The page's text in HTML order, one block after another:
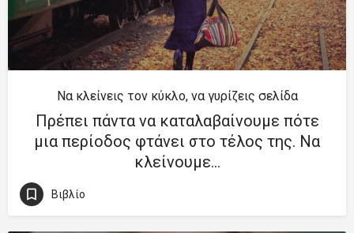
Να κλείνεις τον κύκλο, να γυρίζεις σελίδα
Πρέπει πάντα να καταλαβαίνουμε πότε
μια περίοδος φτάνει στο τέλος της. Να
κλείνουμε…
Βιβλίο